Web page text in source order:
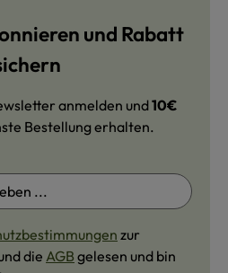
und Rabatt
anmelden und10€
Bestellung erhalten.
zur
die AGB gelesen und bin